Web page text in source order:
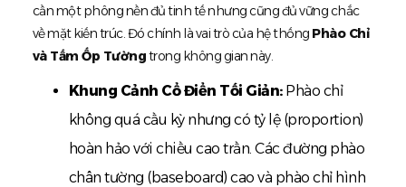
cần một phông nền đủ tinh tế nhưng cũng đủ vững chắc
về mặt kiến trúc. Đó chính là vai trò của hệ thống Phào Chỉ
và Tấm Ốp Tườngtrong không gian này.
Khung Cảnh Cổ Điển Tối Giản:Phào chỉ
không quá cầu kỳ nhưng có tỷ lệ (proportion)
hoàn hảo với chiều cao trần. Các đường phào
chân tường (baseboard) cao và phào chỉ hình